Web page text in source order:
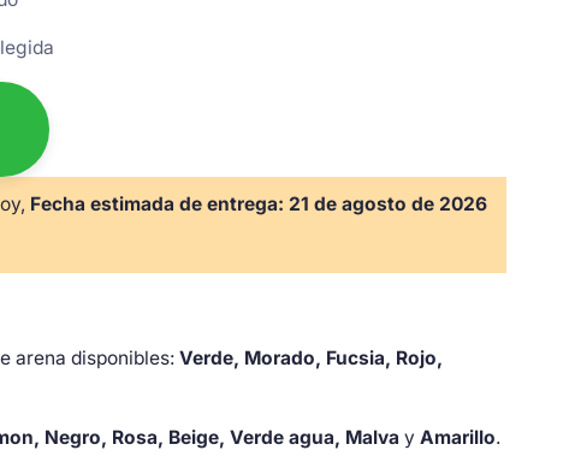
Fecha estimada de entrega: 21 de agosto de 2026
arena disponibles: Verde, Morado, Fucsia, Rojo,
Negro, Rosa, Beige, Verde agua, Malva y Amarillo.